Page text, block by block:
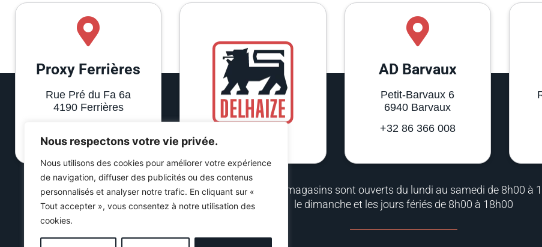
Nous respectons votre vie privée.
Nous utilisons des cookies pour améliorer votre expérience
de navigation, diffuser des publicités ou des contenus
personnalisés et analyser notre trafic. En cliquant sur «
Tout accepter », vous consentez à notre utilisation des
cookies.
Proxy Ferrières
Rue Pré du Fa 6a
4190 Ferrières
AD Barvaux
Petit-Barvaux 6
6940 Barvaux
+32 86 366 008
Nos trois magasins sont ouverts du lundi au samedi de 8h00 à
le dimanche et les jours fériés de 8h00 à 18h00